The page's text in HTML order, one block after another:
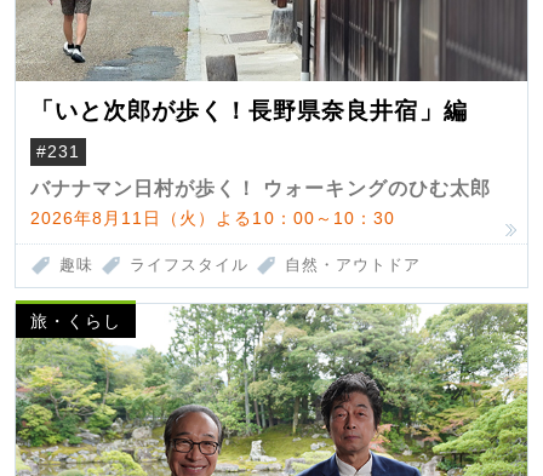
「いと次郎が歩く！長野県奈良井宿」編
#231
バナナマン日村が歩く！ ウォーキングのひむ太郎
2026年8月11日（火）よる10：00～10：30
趣味 ライフスタイル 自然・アウトドア
旅・くらし